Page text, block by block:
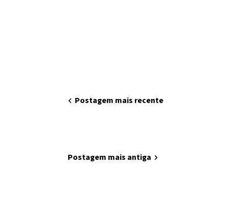
chevron_left Postagem mais recente
Postagem mais antiga chevron_right